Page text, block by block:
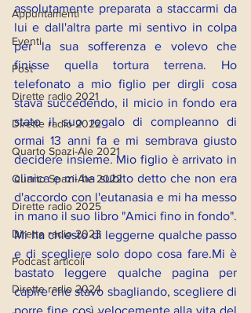
Appuntamenti
Eventi
Post
Dirette radio 2021
Dirette radio 2022
Quarto Spazi-Ale 2021
Quarto Spazi-Ale 2022
Dirette radio 2025
Dirette radio 2023
Podcast articoli
Dirette radio 2024
assolutamente preparata a staccarmi da
lui e dall'altra parte mi sentivo in colpa
per la sua sofferenza e volevo che
finisse quella tortura terrena. Ho
telefonato a mio figlio per dirgli cosa
stava succedendo, il micio in fondo era
stato il suo regalo di compleanno di
ormai 13 anni fa e mi sembrava giusto
decidere insieme. Mio figlio è arrivato in
clinica e mi ha subito detto che non era
d'accordo con l'eutanasia e mi ha messo
in mano il suo libro "Amici fino in fondo".
Mi ha chiesto di leggerne qualche passo
e di scegliere solo dopo cosa fare.Mi è
bastato leggere qualche pagina per
capire che stavo sbagliando, scegliere di
porre fine così velocemente alla vita del